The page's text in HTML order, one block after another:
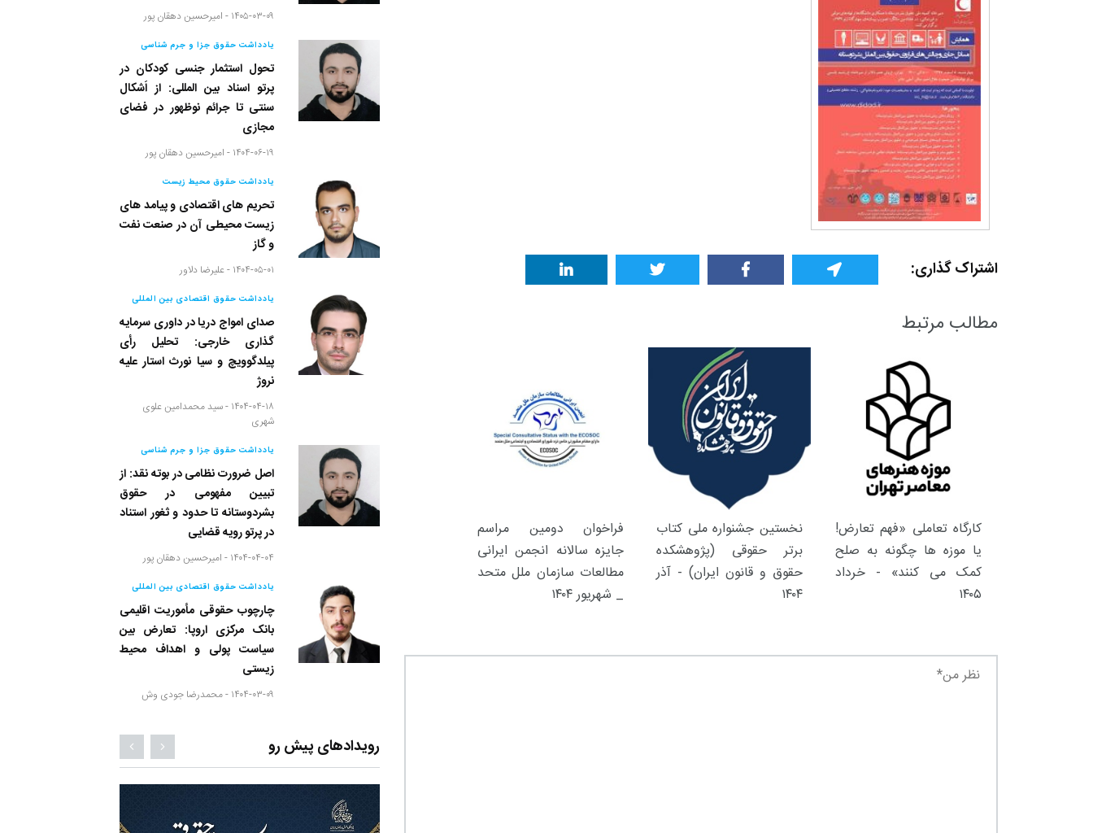
اشتراک گذاری:
مطالب مرتبط
کارگاه تعاملی «فهم تعارض!
یا موزه ها چگونه به صلح
کمک می کنند» - خرداد
۱۴۰۵
نخستین جشنواره ملی کتاب
برتر حقوقی (پژوهشکده
حقوق و قانون ایران) - آذر
۱۴۰۴
فراخوان دومین مراسم
جایزه سالانه انجمن ایرانی
مطالعات سازمان ملل متحد
_ شهریور ۱۴۰۴
۱۴۰۵-۰۳-۰۹ - امیرحسین دهقان پور
یادداشت حقوق جزا و جرم شناسی
تحول استثمار جنسی کودکان در
پرتو اسناد بین المللی: از اَشکال
سنتی تا جرائم نوظهور در فضای
مجازی
۱۴۰۴-۰۶-۱۹ - امیرحسین دهقان پور
یادداشت حقوق محیط زیست
تحریم های اقتصادی و پیامد های
زیست محیطی آن در صنعت نفت
و گاز
۱۴۰۴-۰۵-۰۱ - علیرضا دلاور
یادداشت حقوق اقتصادی بین المللی
صدای امواج دریا در داوری سرمایه
گذاری خارجی: تحلیل رأی
پیلدگوویچ و سیا نورث استار علیه
نروژ
۱۴۰۴-۰۴-۱۸ - سید محمدامین علوی
شهری
یادداشت حقوق جزا و جرم شناسی
اصل ضرورت نظامی در بوته نقد: از
تبیین مفهومی در حقوق
بشردوستانه تا حدود و ثغور استناد
در پرتو رویه قضایی
۱۴۰۴-۰۴-۰۴ - امیرحسین دهقان پور
یادداشت حقوق اقتصادی بین المللی
چارچوب حقوقی مأموریت اقلیمی
بانک مرکزی اروپا: تعارض بین
سیاست پولی و اهداف محیط
زیستی
۱۴۰۴-۰۳-۰۹ - محمدرضا جودی وش
رویدادهای پیش رو